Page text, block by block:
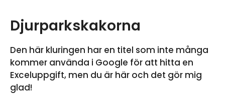
Djurparkskakorna
Den här kluringen har en titel som inte många
kommer använda i Google för att hitta en
Exceluppgift, men du är här och det gör mig
glad!